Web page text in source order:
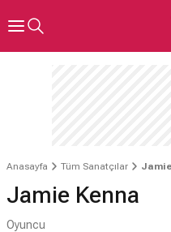
Anasayfa Tüm Sanatçılar
Jamie Kenna
Oyuncu